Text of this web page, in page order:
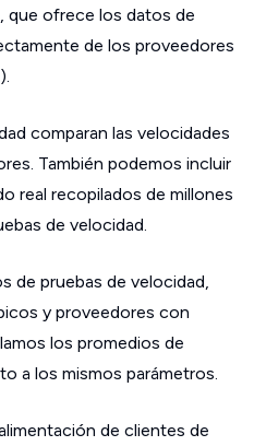
que ofrece los datos de
de los proveedores
comparan las velocidades
También podemos incluir
real recopilados de millones
de velocidad.
de pruebas de velocidad,
y proveedores con
los promedios de
a los mismos parámetros.
de clientes de